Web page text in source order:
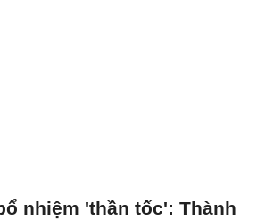
nhiệm 'thần tốc': Thành